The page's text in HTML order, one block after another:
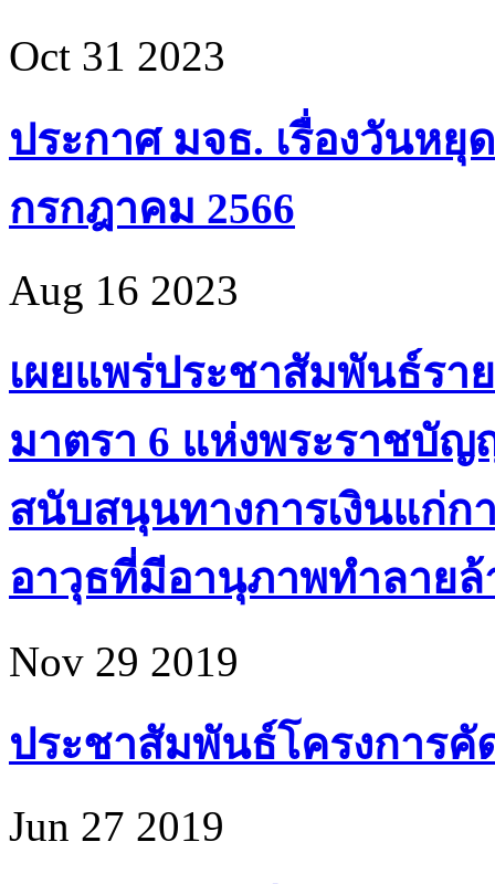
Oct 31 2023
ประกาศ มจธ. เรื่องวันหยุ
กรกฎาคม 2566
Aug 16 2023
เผยแพร่ประชาสัมพันธ์ร
มาตรา 6 แห่งพระราชบั
สนับสนุนทางการเงินแก่ก
อาวุธที่มีอานุภาพทำลายล้
Nov 29 2019
ประชาสัมพันธ์โครงการคั
Jun 27 2019